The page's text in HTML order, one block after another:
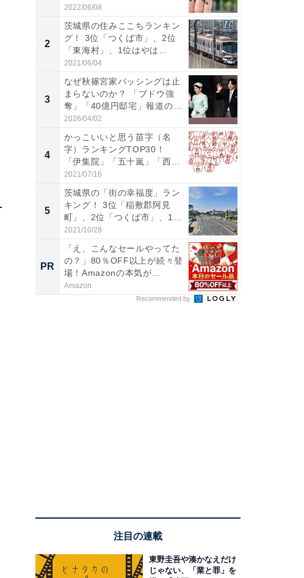
が...
2022/06/08
2
茨城県の住みここちランキン
グ！ 3位「つくば市」、2位
「東海村」、1位はやは
り…...
2021/06/04
3
なぜ秋篠宮家バッシングは止
まらないのか？ 「ブドウ強
奪」「40億円邸宅」報道の
呆...
2026/04/02
4
かっこいいと思う苗字（名
字）ランキングTOP30！
「伊集院」「五十嵐」「西園
寺...
2021/07/16
5
茨城県の「街の幸福度」ラン
キング！ 3位「稲敷郡阿見
町」、2位「つくば市」、1
位...
2021/10/28
PR
「え、こんなセールやってた
の？」80％OFF以上が続々登
場！Amazonの本気が...
Amazon
Recommended by
注目の連載
東野圭吾や湊かなえだけ
じゃない、「業と罪」を